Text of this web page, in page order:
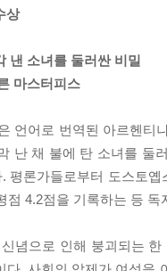
상
낸 소녀를 둘러싼 비밀
마스터피스
언어로 번역된 아르헨
난 채 불에 탄 소녀를 둘
평론가들로부터 도스토
점 4.2점을 기록하는 등
념으로 인해 붕괴되는